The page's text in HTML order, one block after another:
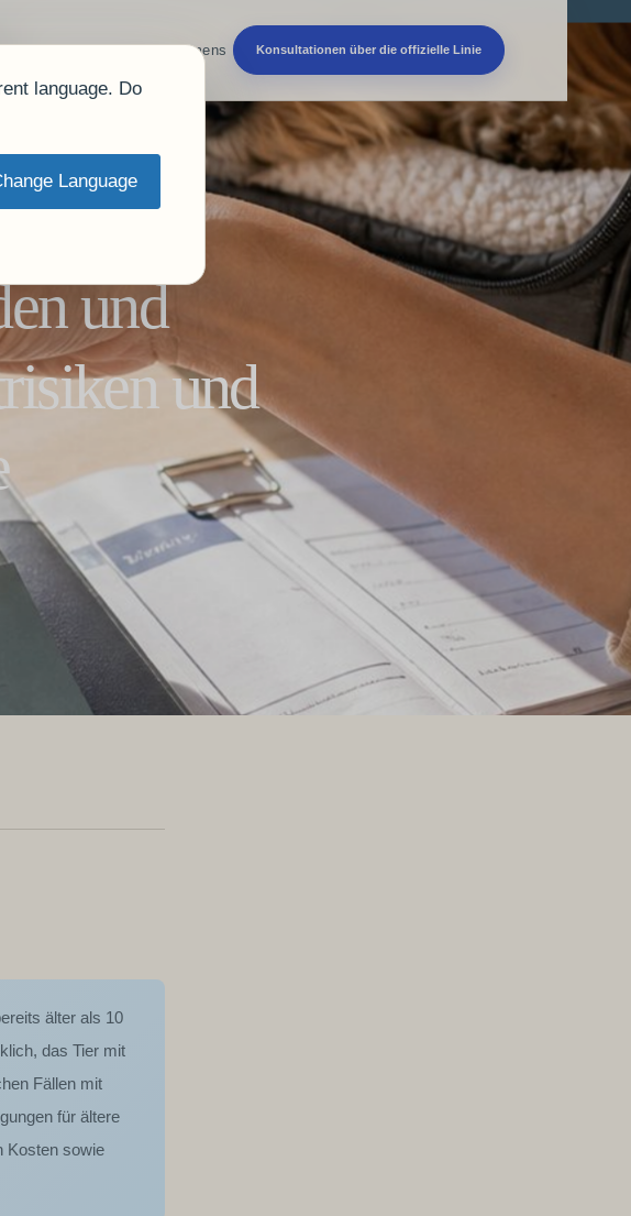
FAQBlogProfil des Unternehmens Konsultationen über die offizielle Linie
und
und
älter als 10
das Tier mit
Fällen mit
für ältere
Kosten sowie
language. Do
Language